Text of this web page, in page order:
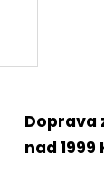
Doprava
nad 1999